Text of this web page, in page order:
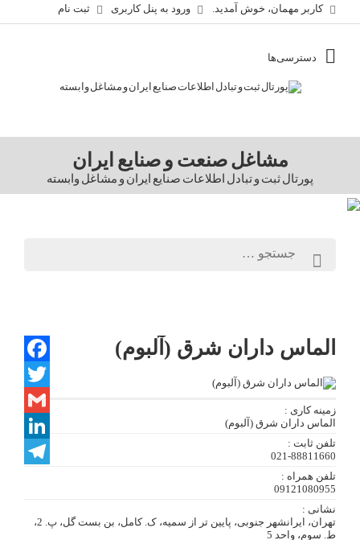
کاربر مهمان، خوش آمدید. ورود به پنل کاربری ثبت نام
مشاغل صنعت و صنایع ایران
پورتال ثبت و تبادل اطلاعات صنایع ایران و مشاغل وابسته
الماس داران شرق (آلبوم)
Facebook
Twitter
Gmail
LinkedIn
زمینه کاری :
الماس داران شرق (آلبوم)
تلفن ثابت :
021-88811660
تلفن همراه :
09121080955
نشانی :
تهران، ایرانشهر جنوبی، پایین تر از سمیه، ک. کامل، بن بست گل، پ. 2،
ط. سوم، واحد 5